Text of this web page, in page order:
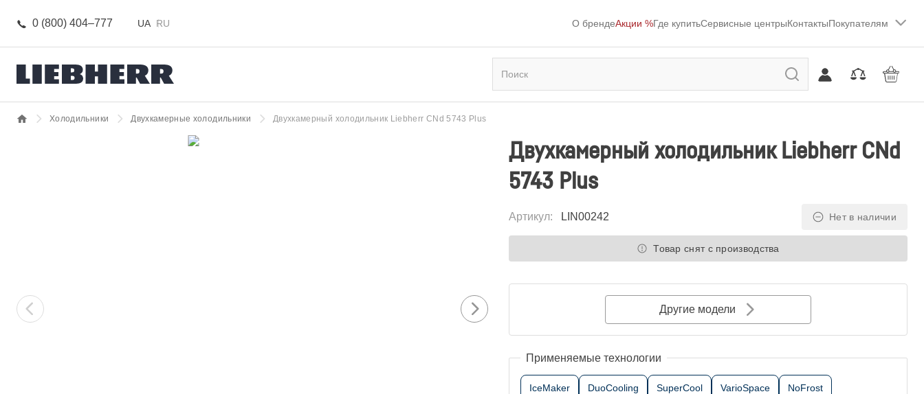
0 (800) 404–777 UA RU О брендеАкции %Где купитьСервисные центрыКонтактыПокупателям
Холодильники Двухкамерные холодильники Двухкамерный холодильник Liebherr CNd 5743 Plus
Двухкамерный холодильник Liebherr CNd
5743 Plus
Артикул: LIN00242 Нет в наличии
Товар снят с производства
Другие модели
Применяемые технологии
IceMaker DuoCooling SuperCool VarioSpace NoFrost